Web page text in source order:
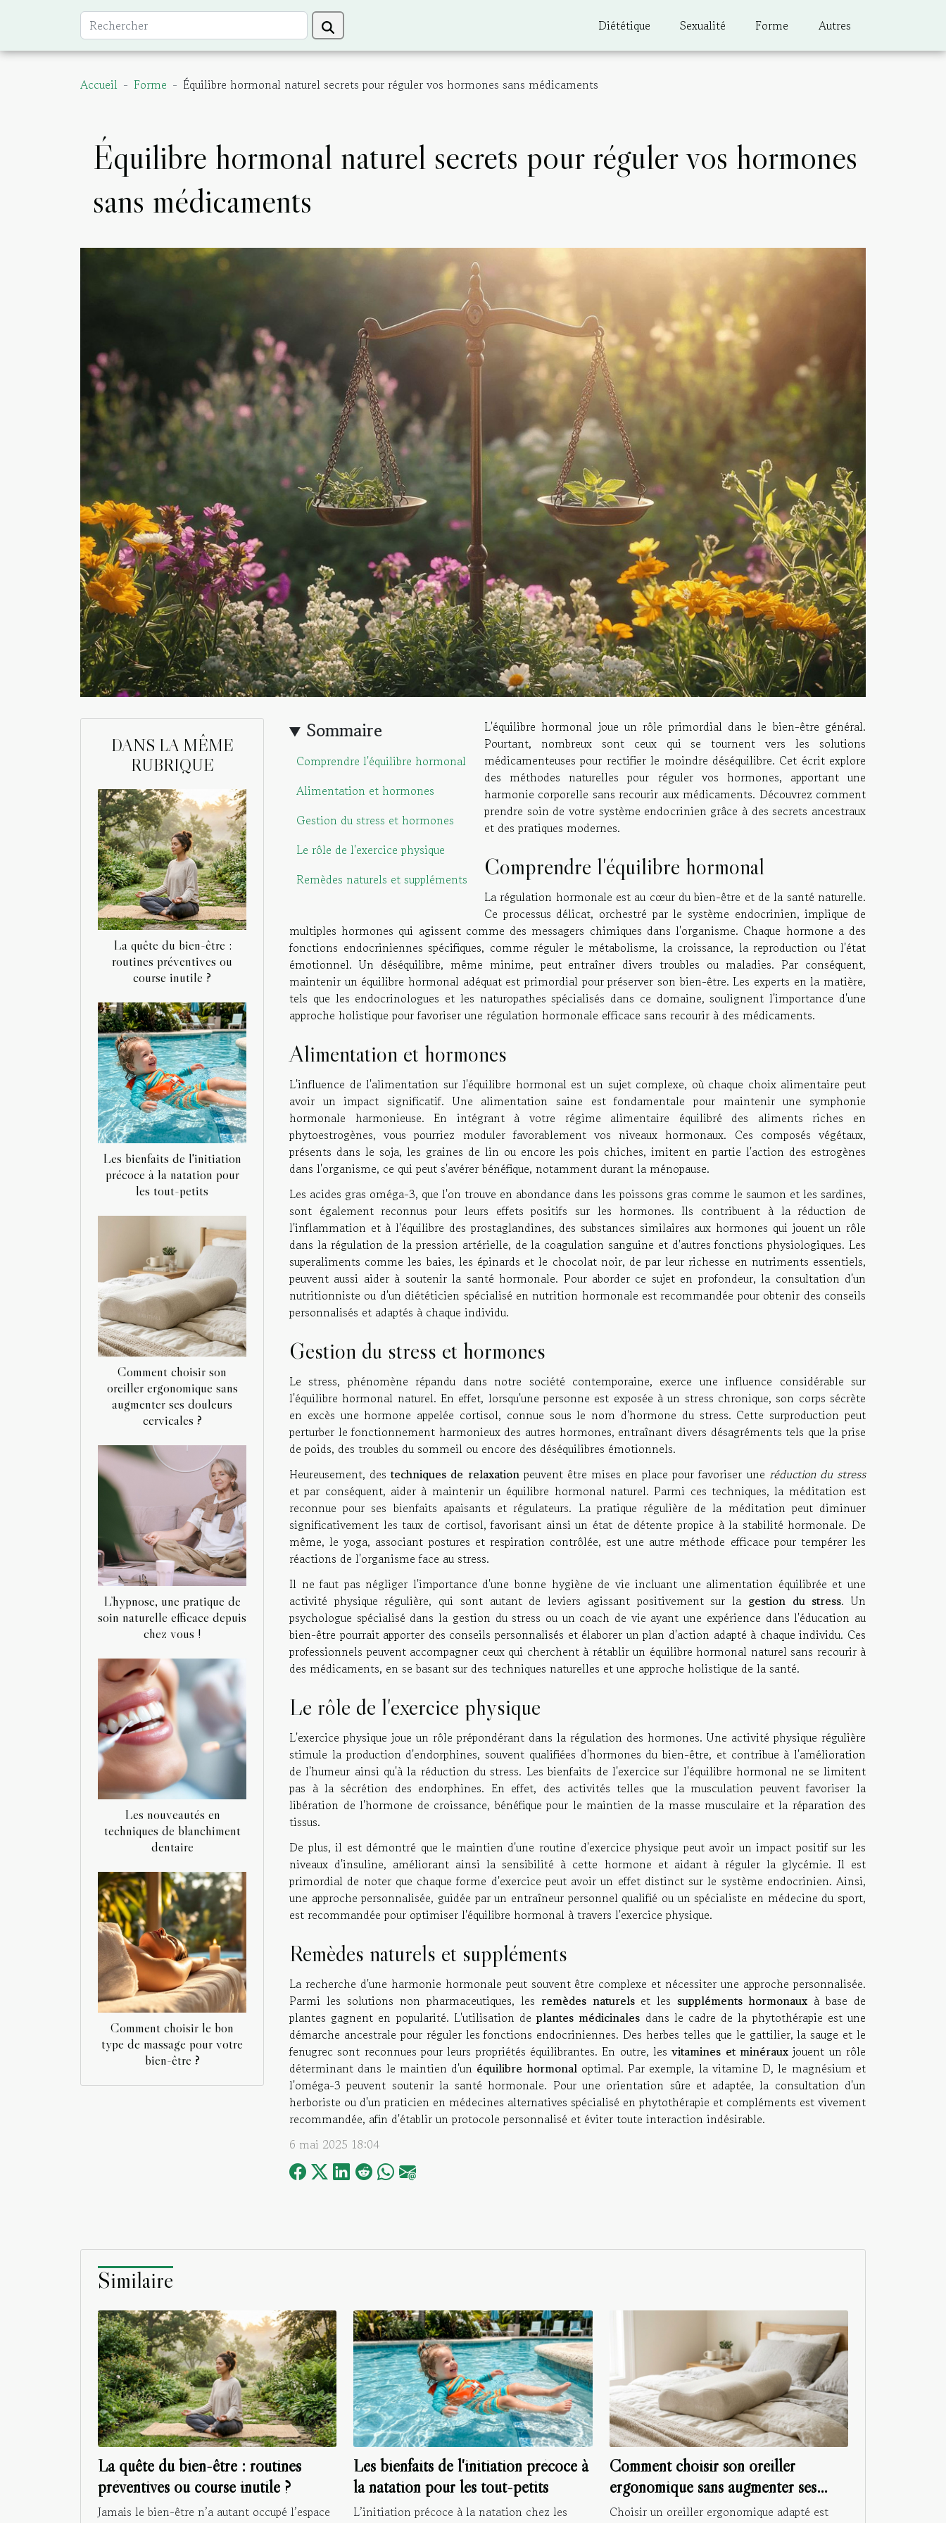
Diététique Sexualité Forme Autres
Accueil Forme Équilibre hormonal naturel secrets pour réguler vos hormones sans médicaments
Équilibre hormonal naturel secrets pour réguler vos hormones
sans médicaments
DANS LA MÊME
RUBRIQUE
La quête du bien-être :
routines préventives ou
course inutile ?
Les bienfaits de l'initiation
précoce à la natation pour
les tout-petits
Comment choisir son
oreiller ergonomique sans
augmenter ses douleurs
cervicales ?
L’hypnose, une pratique de
soin naturelle efficace depuis
chez vous !
Les nouveautés en
techniques de blanchiment
dentaire
Comment choisir le bon
type de massage pour votre
bien-être ?
Sommaire
Comprendre l'équilibre hormonal
Alimentation et hormones
Gestion du stress et hormones
Le rôle de l'exercice physique
Remèdes naturels et suppléments
L'équilibre hormonal joue un rôle primordial dans le bien-être général.
Pourtant, nombreux sont ceux qui se tournent vers les solutions
médicamenteuses pour rectifier le moindre déséquilibre. Cet écrit explore
des méthodes naturelles pour réguler vos hormones, apportant une
harmonie corporelle sans recourir aux médicaments. Découvrez comment
prendre soin de votre système endocrinien grâce à des secrets ancestraux
et des pratiques modernes.
Comprendre l'équilibre hormonal
La régulation hormonale est au cœur du bien-être et de la santé naturelle.
Ce processus délicat, orchestré par le système endocrinien, implique de
multiples hormones qui agissent comme des messagers chimiques dans l'organisme. Chaque hormone a des
fonctions endocriniennes spécifiques, comme réguler le métabolisme, la croissance, la reproduction ou l'état
émotionnel. Un déséquilibre, même minime, peut entraîner divers troubles ou maladies. Par conséquent,
maintenir un équilibre hormonal adéquat est primordial pour préserver son bien-être. Les experts en la matière,
tels que les endocrinologues et les naturopathes spécialisés dans ce domaine, soulignent l'importance d'une
approche holistique pour favoriser une régulation hormonale efficace sans recourir à des médicaments.
Alimentation et hormones
L'influence de l'alimentation sur l'équilibre hormonal est un sujet complexe, où chaque choix alimentaire peut
avoir un impact significatif. Une alimentation saine est fondamentale pour maintenir une symphonie
hormonale harmonieuse. En intégrant à votre régime alimentaire équilibré des aliments riches en
phytoestrogènes, vous pourriez moduler favorablement vos niveaux hormonaux. Ces composés végétaux,
présents dans le soja, les graines de lin ou encore les pois chiches, imitent en partie l'action des estrogènes
dans l'organisme, ce qui peut s'avérer bénéfique, notamment durant la ménopause.
Les acides gras oméga-3, que l'on trouve en abondance dans les poissons gras comme le saumon et les sardines,
sont également reconnus pour leurs effets positifs sur les hormones. Ils contribuent à la réduction de
l'inflammation et à l'équilibre des prostaglandines, des substances similaires aux hormones qui jouent un rôle
dans la régulation de la pression artérielle, de la coagulation sanguine et d'autres fonctions physiologiques. Les
superaliments comme les baies, les épinards et le chocolat noir, de par leur richesse en nutriments essentiels,
peuvent aussi aider à soutenir la santé hormonale. Pour aborder ce sujet en profondeur, la consultation d'un
nutritionniste ou d'un diététicien spécialisé en nutrition hormonale est recommandée pour obtenir des conseils
personnalisés et adaptés à chaque individu.
Gestion du stress et hormones
Le stress, phénomène répandu dans notre société contemporaine, exerce une influence considérable sur
l'équilibre hormonal naturel. En effet, lorsqu'une personne est exposée à un stress chronique, son corps sécrète
en excès une hormone appelée cortisol, connue sous le nom d'hormone du stress. Cette surproduction peut
perturber le fonctionnement harmonieux des autres hormones, entraînant divers désagréments tels que la prise
de poids, des troubles du sommeil ou encore des déséquilibres émotionnels.
Heureusement, destechniques de relaxationpeuvent être mises en place pour favoriser une réduction du stress
et par conséquent, aider à maintenir un équilibre hormonal naturel. Parmi ces techniques, la méditation est
reconnue pour ses bienfaits apaisants et régulateurs. La pratique régulière de la méditation peut diminuer
significativement les taux de cortisol, favorisant ainsi un état de détente propice à la stabilité hormonale. De
même, le yoga, associant postures et respiration contrôlée, est une autre méthode efficace pour tempérer les
réactions de l'organisme face au stress.
Il ne faut pas négliger l'importance d'une bonne hygiène de vie incluant une alimentation équilibrée et une
activité physique régulière, qui sont autant de leviers agissant positivement sur la gestion du stress. Un
psychologue spécialisé dans la gestion du stress ou un coach de vie ayant une expérience dans l'éducation au
bien-être pourrait apporter des conseils personnalisés et élaborer un plan d'action adapté à chaque individu. Ces
professionnels peuvent accompagner ceux qui cherchent à rétablir un équilibre hormonal naturel sans recourir à
des médicaments, en se basant sur des techniques naturelles et une approche holistique de la santé.
Le rôle de l'exercice physique
L'exercice physique joue un rôle prépondérant dans la régulation des hormones. Une activité physique régulière
stimule la production d'endorphines, souvent qualifiées d'hormones du bien-être, et contribue à l'amélioration
de l'humeur ainsi qu'à la réduction du stress. Les bienfaits de l'exercice sur l'équilibre hormonal ne se limitent
pas à la sécrétion des endorphines. En effet, des activités telles que la musculation peuvent favoriser la
libération de l'hormone de croissance, bénéfique pour le maintien de la masse musculaire et la réparation des
tissus.
De plus, il est démontré que le maintien d'une routine d'exercice physique peut avoir un impact positif sur les
niveaux d'insuline, améliorant ainsi la sensibilité à cette hormone et aidant à réguler la glycémie. Il est
primordial de noter que chaque forme d'exercice peut avoir un effet distinct sur le système endocrinien. Ainsi,
une approche personnalisée, guidée par un entraîneur personnel qualifié ou un spécialiste en médecine du sport,
est recommandée pour optimiser l'équilibre hormonal à travers l'exercice physique.
Remèdes naturels et suppléments
La recherche d'une harmonie hormonale peut souvent être complexe et nécessiter une approche personnalisée.
Parmi les solutions non pharmaceutiques, les remèdes naturelset lessuppléments hormonaux à base de
plantes gagnent en popularité. L'utilisation deplantes médicinales dans le cadre de la phytothérapie est une
démarche ancestrale pour réguler les fonctions endocriniennes. Des herbes telles que le gattilier, la sauge et le
fenugrec sont reconnues pour leurs propriétés équilibrantes. En outre, lesvitamines et minéraux jouent un rôle
déterminant dans le maintien d'un équilibre hormonaloptimal. Par exemple, la vitamine D, le magnésium et
l'oméga-3 peuvent soutenir la santé hormonale. Pour une orientation sûre et adaptée, la consultation d'un
herboriste ou d'un praticien en médecines alternatives spécialisé en phytothérapie et compléments est vivement
recommandée, afin d'établir un protocole personnalisé et éviter toute interaction indésirable.
6 mai 2025 18:04
Similaire
La quête du bien-être : routines
préventives ou course inutile ?
Jamais le bien-être n’a autant occupé l’espace
Les bienfaits de l'initiation précoce à
la natation pour les tout-petits
L’initiation précoce à la natation chez les
Comment choisir son oreiller
ergonomique sans augmenter ses
douleurs cervicales ?
Choisir un oreiller ergonomique adapté est